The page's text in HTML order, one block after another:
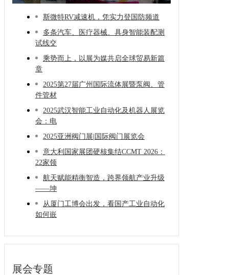
斯微特RV减速机，凭实力登国防频道
多条汽车、医疗器械、具身智能装配测
试线交
乘势而上，以展为媒共启全球贸易新篇
章
2025第27届广州国际流体展暨泵阀、管
件管材
2025武汉智能工业自动化及机器人展览
会：电
2025亚洲阀门展|国际阀门展览会
意大利国家展团硬核集结CCMT 2026：
22家领
航天赋能精衡智造，跨界领航产业升级
——坤
从厦门工博会出发，看国产工业自动化
如何嵌
展会专题